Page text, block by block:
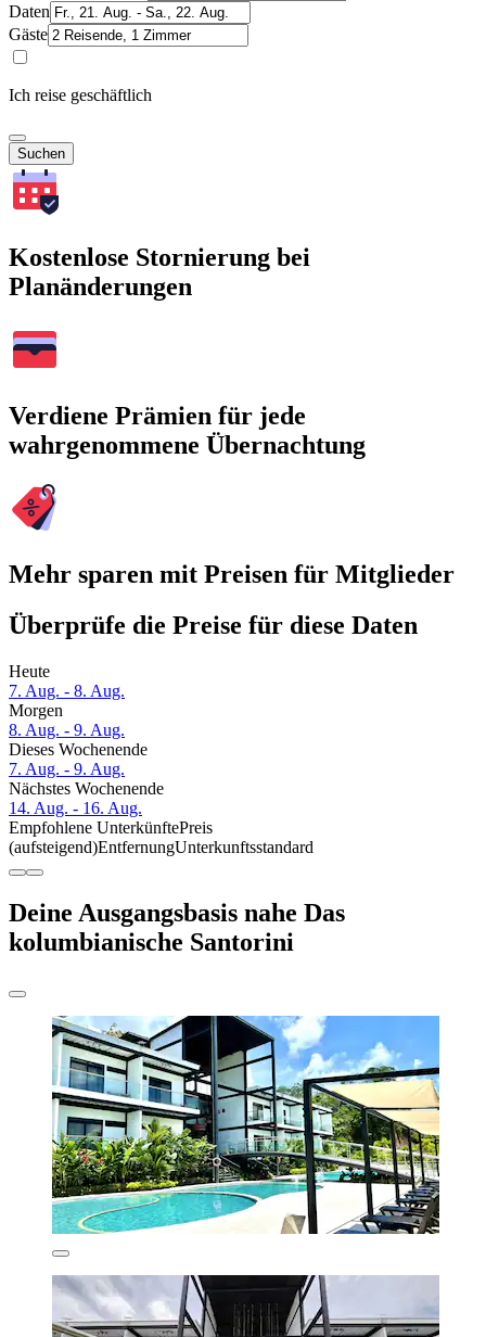
Daten
Gäste
Ich reise geschäftlich
Suchen
Kostenlose Stornierung bei
Planänderungen
Verdiene Prämien für jede
wahrgenommene Übernachtung
Mehr sparen mit Preisen für Mitglieder
Überprüfe die Preise für diese Daten
Heute
7. Aug. - 8. Aug.
Morgen
8. Aug. - 9. Aug.
Dieses Wochenende
7. Aug. - 9. Aug.
Nächstes Wochenende
14. Aug. - 16. Aug.
Empfohlene UnterkünftePreis
(aufsteigend)EntfernungUnterkunftsstandard
Deine Ausgangsbasis nahe Das
kolumbianische Santorini